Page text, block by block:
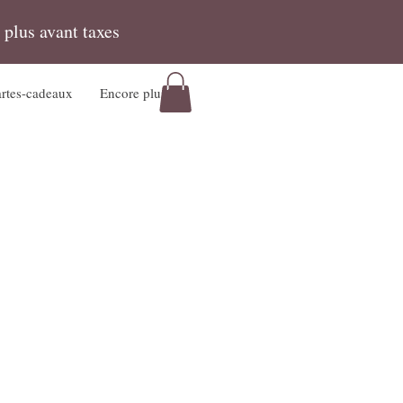
avant taxes
cadeaux Encore plus!